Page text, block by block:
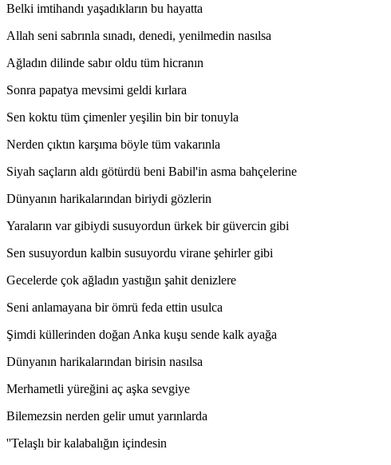
Belki imtihandı yaşadıkların bu hayatta
Allah seni sabrınla sınadı, denedi, yenilmedin nasılsa
Ağladın dilinde sabır oldu tüm hicranın
Sonra papatya mevsimi geldi kırlara
Sen koktu tüm çimenler yeşilin bin bir tonuyla
Nerden çıktın karşıma böyle tüm vakarınla
Siyah saçların aldı götürdü beni Babil'in asma bahçelerine
Dünyanın harikalarından biriydi gözlerin
Yaraların var gibiydi susuyordun ürkek bir güvercin gibi
Sen susuyordun kalbin susuyordu virane şehirler gibi
Gecelerde çok ağladın yastığın şahit denizlere
Seni anlamayana bir ömrü feda ettin usulca
Şimdi küllerinden doğan Anka kuşu sende kalk ayağa
Dünyanın harikalarından birisin nasılsa
Merhametli yüreğini aç aşka sevgiye
Bilemezsin nerden gelir umut yarınlarda
''Telaşlı bir kalabalığın içindesin